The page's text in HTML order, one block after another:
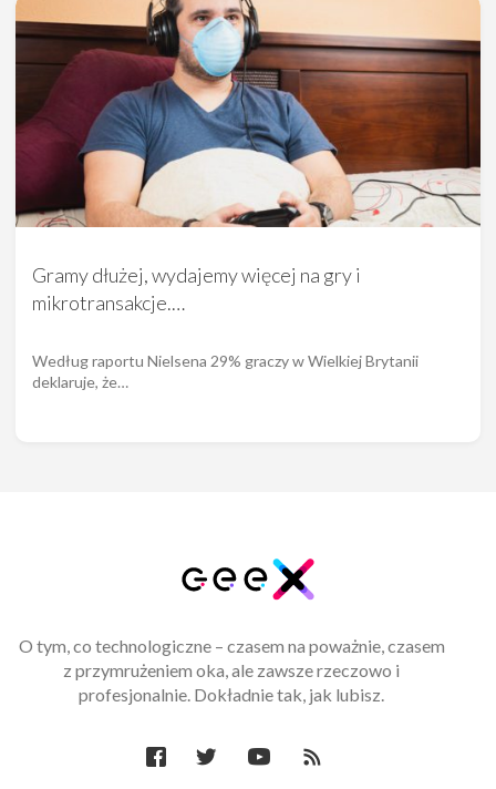
Gramy dłużej, wydajemy więcej na gry i
mikrotransakcje.…
Według raportu Nielsena 29% graczy w Wielkiej Brytanii
deklaruje, że…
O tym, co technologiczne – czasem na poważnie, czasem
z przymrużeniem oka, ale zawsze rzeczowo i
profesjonalnie. Dokładnie tak, jak lubisz.